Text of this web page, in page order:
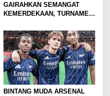
GAIRAHKAN SEMANGAT
KEMERDEKAAN, TURNAMEN
MOJOKERTO RAYA RESMI
BERGULIR
BINTANG MUDA ARSENAL